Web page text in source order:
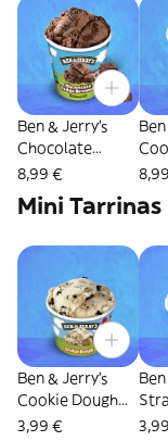
Ben & Jerry's
Chocolate
Fudge Brownie
8,99 €
Mini
Ben & Jerry's
Cookie Dough
(100 ml)
3,99 €